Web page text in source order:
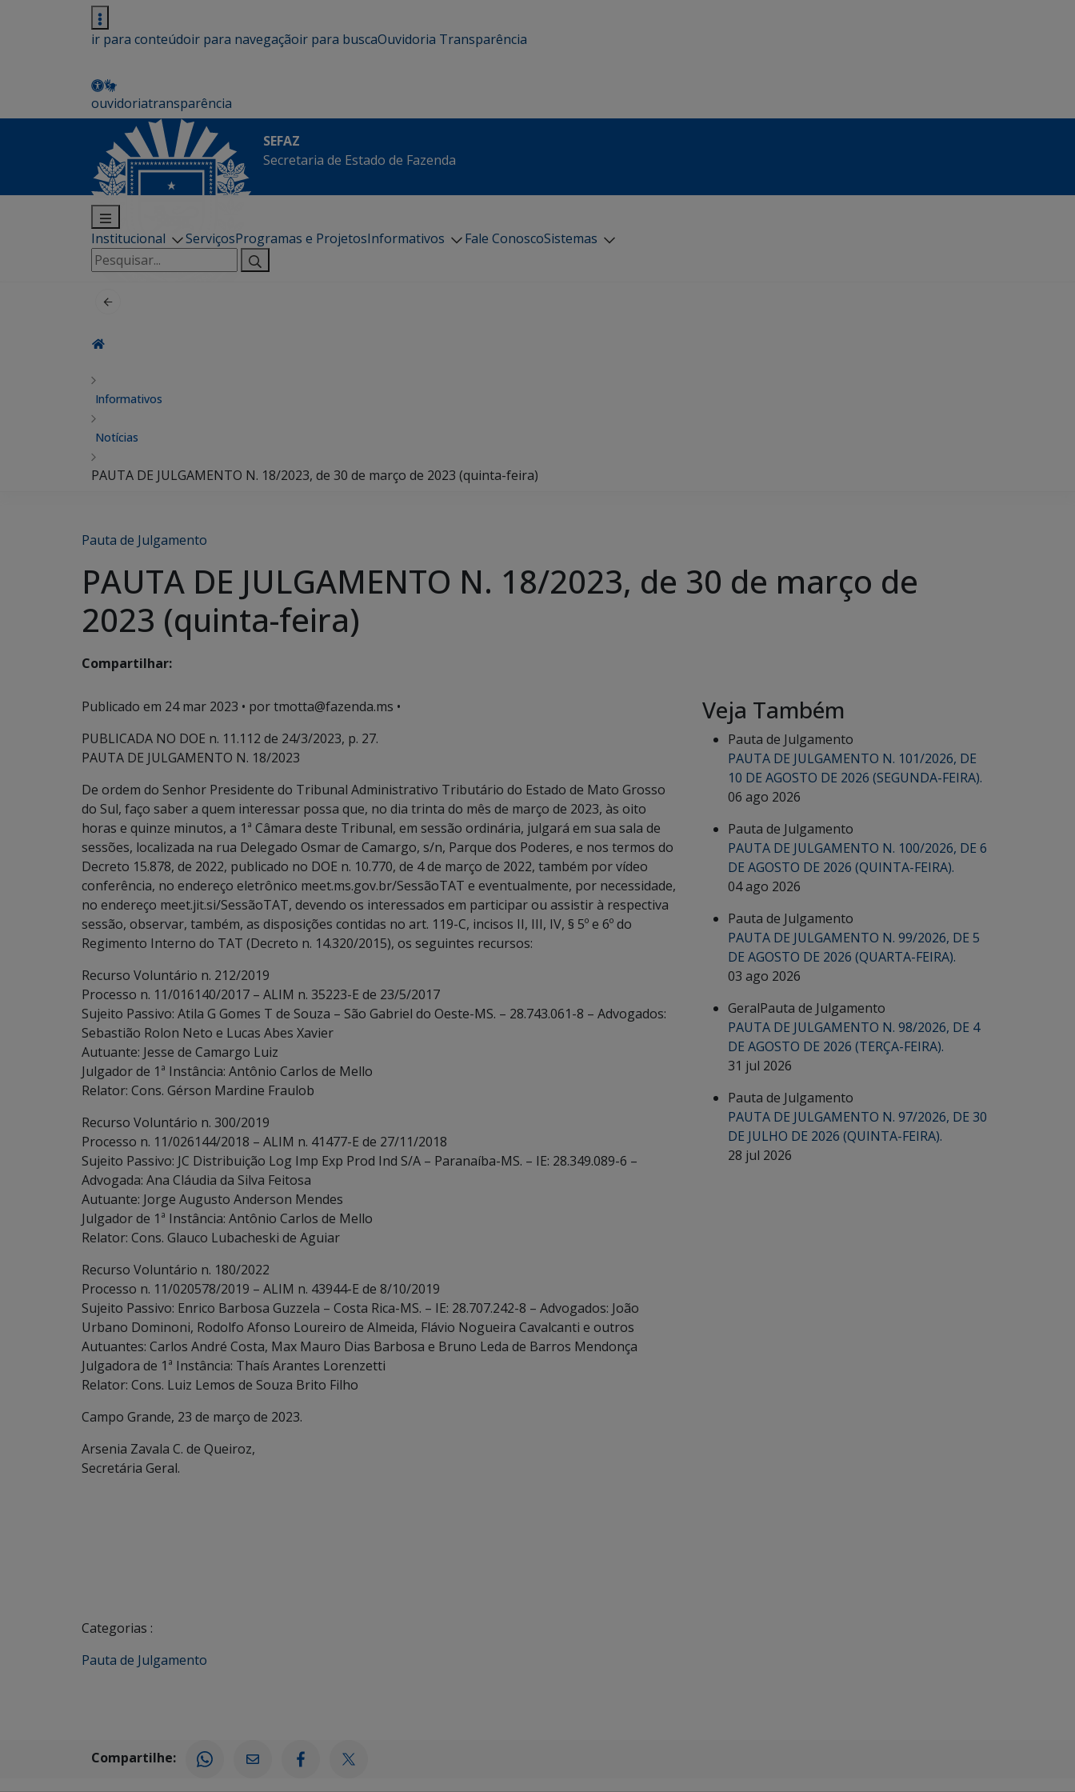
ir para conteúdoir para navegaçãoir para buscaOuvidoria Transparência
ouvidoriatransparência
SEFAZ
Secretaria de Estado de Fazenda
Institucional ServiçosProgramas e ProjetosInformativos Fale ConoscoSistemas
Pesquisar
por:
Informativos
Notícias
PAUTA DE JULGAMENTO N. 18/2023, de 30 de março de 2023 (quinta-feira)
Pauta de Julgamento
PAUTA DE JULGAMENTO N. 18/2023, de 30 de março de
2023 (quinta-feira)
Compartilhar:
Publicado em 24 mar 2023 • por tmotta@fazenda.ms •
PUBLICADA NO DOE n. 11.112 de 24/3/2023, p. 27.
PAUTA DE JULGAMENTO N. 18/2023
De ordem do Senhor Presidente do Tribunal Administrativo Tributário do Estado de Mato Grosso
do Sul, faço saber a quem interessar possa que, no dia trinta do mês de março de 2023, às oito
horas e quinze minutos, a 1ª Câmara deste Tribunal, em sessão ordinária, julgará em sua sala de
sessões, localizada na rua Delegado Osmar de Camargo, s/n, Parque dos Poderes, e nos termos do
Decreto 15.878, de 2022, publicado no DOE n. 10.770, de 4 de março de 2022, também por vídeo
conferência, no endereço eletrônico meet.ms.gov.br/SessãoTAT e eventualmente, por necessidade,
no endereço meet.jit.si/SessãoTAT, devendo os interessados em participar ou assistir à respectiva
sessão, observar, também, as disposições contidas no art. 119-C, incisos II, III, IV, § 5º e 6º do
Regimento Interno do TAT (Decreto n. 14.320/2015), os seguintes recursos:
Recurso Voluntário n. 212/2019
Processo n. 11/016140/2017 – ALIM n. 35223-E de 23/5/2017
Sujeito Passivo: Atila G Gomes T de Souza – São Gabriel do Oeste-MS. – 28.743.061-8 – Advogados:
Sebastião Rolon Neto e Lucas Abes Xavier
Autuante: Jesse de Camargo Luiz
Julgador de 1ª Instância: Antônio Carlos de Mello
Relator: Cons. Gérson Mardine Fraulob
Recurso Voluntário n. 300/2019
Processo n. 11/026144/2018 – ALIM n. 41477-E de 27/11/2018
Sujeito Passivo: JC Distribuição Log Imp Exp Prod Ind S/A – Paranaíba-MS. – IE: 28.349.089-6 –
Advogada: Ana Cláudia da Silva Feitosa
Autuante: Jorge Augusto Anderson Mendes
Julgador de 1ª Instância: Antônio Carlos de Mello
Relator: Cons. Glauco Lubacheski de Aguiar
Recurso Voluntário n. 180/2022
Processo n. 11/020578/2019 – ALIM n. 43944-E de 8/10/2019
Sujeito Passivo: Enrico Barbosa Guzzela – Costa Rica-MS. – IE: 28.707.242-8 – Advogados: João
Urbano Dominoni, Rodolfo Afonso Loureiro de Almeida, Flávio Nogueira Cavalcanti e outros
Autuantes: Carlos André Costa, Max Mauro Dias Barbosa e Bruno Leda de Barros Mendonça
Julgadora de 1ª Instância: Thaís Arantes Lorenzetti
Relator: Cons. Luiz Lemos de Souza Brito Filho
Campo Grande, 23 de março de 2023.
Arsenia Zavala C. de Queiroz,
Secretária Geral.
Categorias :
Pauta de Julgamento
Veja Também
Pauta de Julgamento
PAUTA DE JULGAMENTO N. 101/2026, DE
10 DE AGOSTO DE 2026 (SEGUNDA-FEIRA).
06 ago 2026
Pauta de Julgamento
PAUTA DE JULGAMENTO N. 100/2026, DE 6
DE AGOSTO DE 2026 (QUINTA-FEIRA).
04 ago 2026
Pauta de Julgamento
PAUTA DE JULGAMENTO N. 99/2026, DE 5
DE AGOSTO DE 2026 (QUARTA-FEIRA).
03 ago 2026
GeralPauta de Julgamento
PAUTA DE JULGAMENTO N. 98/2026, DE 4
DE AGOSTO DE 2026 (TERÇA-FEIRA).
31 jul 2026
Pauta de Julgamento
PAUTA DE JULGAMENTO N. 97/2026, DE 30
DE JULHO DE 2026 (QUINTA-FEIRA).
28 jul 2026
Compartilhe: